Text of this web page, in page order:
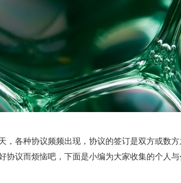
，各种协议频频出现，协议的签订是双方或数
协议而烦恼吧，下面是小编为大家收集的个人